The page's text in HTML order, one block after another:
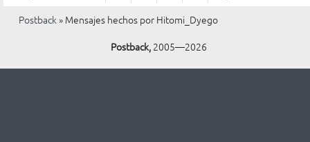
Postback» Mensajes hechos por Hitomi_Dyego
Postback,2005—2026